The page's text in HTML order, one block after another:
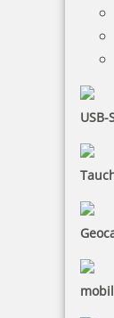
Jetzt gestalten